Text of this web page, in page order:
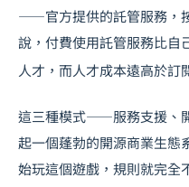
——官方提供的託管服務，
說，付費使用託管服務比自
人才，而人才成本遠高於訂
這三種模式——服務支援、
起一個蓬勃的開源商業生態
始玩這個遊戲，規則就完全